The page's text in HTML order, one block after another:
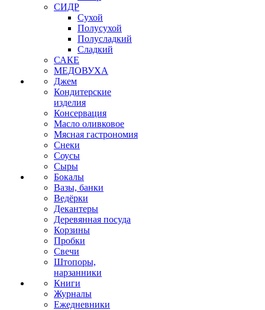
СИДР
Сухой
Полусухой
Полусладкий
Сладкий
САКЕ
МЕДОВУХА
Джем
Кондитерские
изделия
Консервация
Масло оливковое
Мясная гастрономия
Снеки
Соусы
Сыры
Бокалы
Вазы, банки
Ведёрки
Декантеры
Деревянная посуда
Корзины
Пробки
Свечи
Штопоры,
нарзанники
Книги
Журналы
Ежедневники